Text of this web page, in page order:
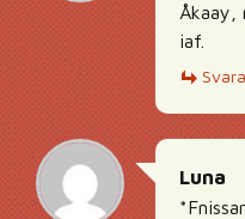
Åkaay,
iaf.
Svara
Luna